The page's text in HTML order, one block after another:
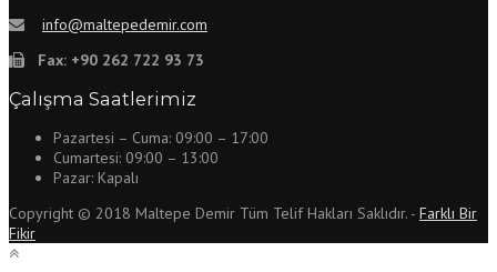
info@maltepedemir.com
Fax: +90 262 722 93 73
Çalışma Saatlerimiz
Pazartesi – Cuma: 09:00 – 17:00
Cumartesi: 09:00 – 13:00
Pazar: Kapalı
Copyright © 2018 Maltepe Demir Tüm Telif Hakları Saklıdır. - Farklı Bir
Fikir